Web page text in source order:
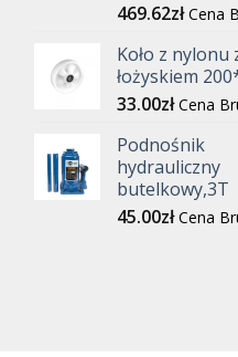
469.62zł Cena
Koło z nylonu
łożyskiem
33.00zł Cena
Podnośnik
hydrauliczny
butelkowy,3T
45.00zł Cena